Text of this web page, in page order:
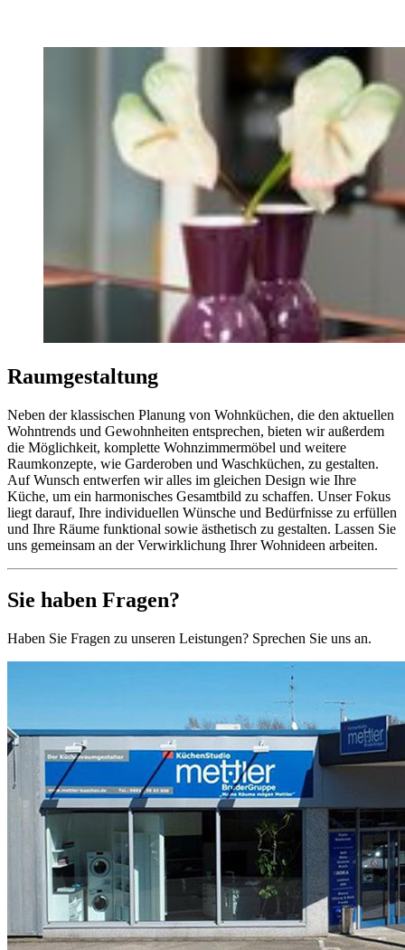
Raumgestaltung
Neben der klassischen Planung von Wohnküchen, die den aktuellen
Wohntrends und Gewohnheiten entsprechen, bieten wir außerdem
die Möglichkeit, komplette Wohnzimmermöbel und weitere
Raumkonzepte, wie Garderoben und Waschküchen, zu gestalten.
Auf Wunsch entwerfen wir alles im gleichen Design wie Ihre
Küche, um ein harmonisches Gesamtbild zu schaffen. Unser Fokus
liegt darauf, Ihre individuellen Wünsche und Bedürfnisse zu erfüllen
und Ihre Räume funktional sowie ästhetisch zu gestalten. Lassen Sie
uns gemeinsam an der Verwirklichung Ihrer Wohnideen arbeiten.
Sie haben Fragen?
Haben Sie Fragen zu unseren Leistungen? Sprechen Sie uns an.